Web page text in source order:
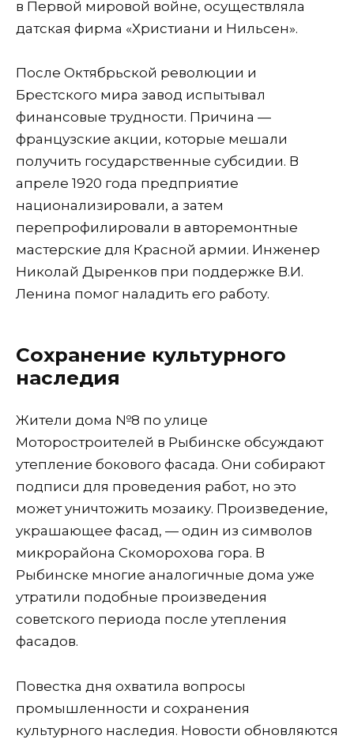
в Первой мировой войне, осуществляла
датская фирма «Христиани и Нильсен».
После Октябрьской революции и
Брестского мира завод испытывал
финансовые трудности. Причина —
французские акции, которые мешали
получить государственные субсидии. В
апреле 1920 года предприятие
национализировали, а затем
перепрофилировали в авторемонтные
мастерские для Красной армии. Инженер
Николай Дыренков при поддержке В.И.
Ленина помог наладить его работу.
Сохранение культурного
наследия
Жители дома №8 по улице
Моторостроителей в Рыбинске обсуждают
утепление бокового фасада. Они собирают
подписи для проведения работ, но это
может уничтожить мозаику. Произведение,
украшающее фасад, — один из символов
микрорайона Скоморохова гора. В
Рыбинске многие аналогичные дома уже
утратили подобные произведения
советского периода после утепления
фасадов.
Повестка дня охватила вопросы
промышленности и сохранения
культурного наследия. Новости обновляются